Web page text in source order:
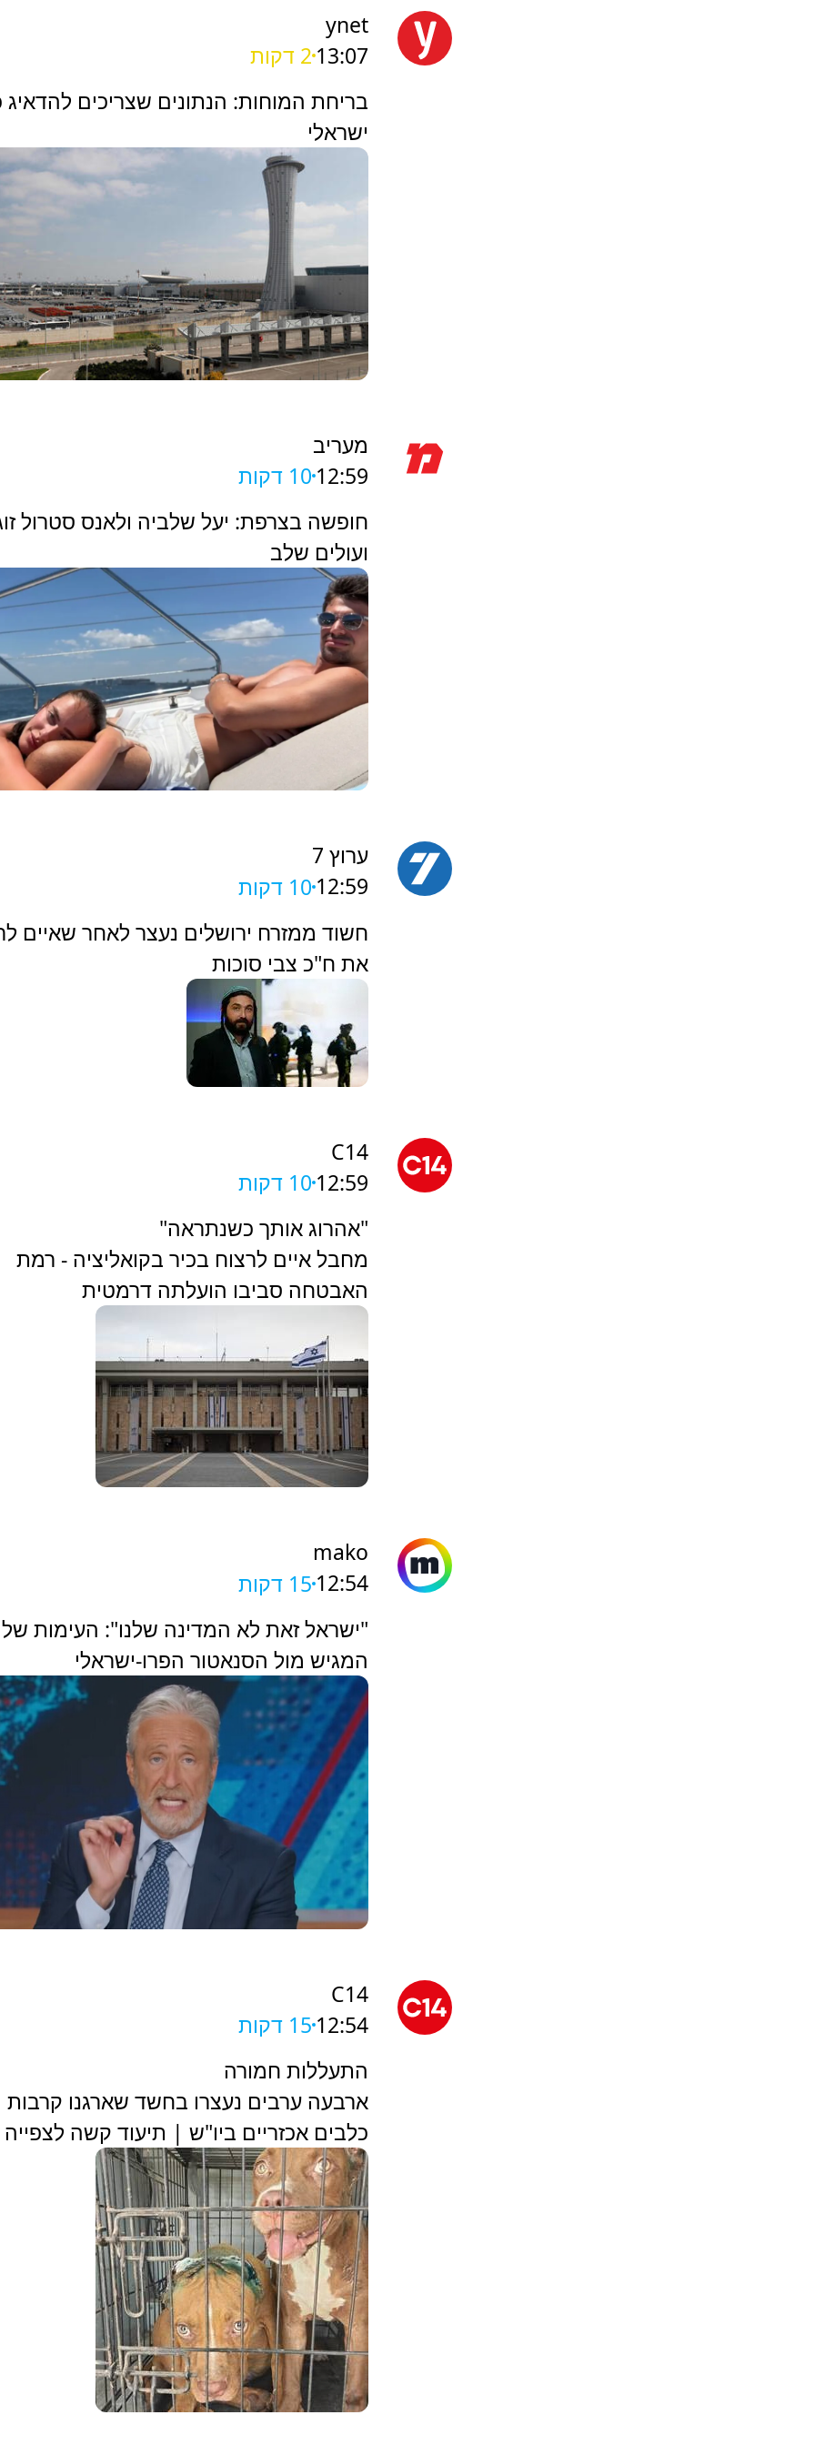
ynet
13:07 2 דקות
בריחת המוחות: הנתונים שצריכים להדאיג
ישראלי
מעריב
12:59 10 דקות
חופשה בצרפת: יעל שלביה ולאנס סטרול
ועולים שלב
ערוץ 7
12:59 10 דקות
‏חשוד ממזרח ירושלים נעצר לאחר שאיים
את ח"כ צבי סוכות
C14
12:59 10 דקות
"אהרוג אותך כשנתראה"
מחבל איים לרצוח בכיר בקואליציה - רמת
האבטחה סביבו הועלתה דרמטית
mako
12:54 15 דקות
"ישראל זאת לא המדינה שלנו": העימות של
המגיש מול הסנאטור הפרו-ישראלי
C14
12:54 15 דקות
התעללות חמורה
ארבעה ערבים נעצרו בחשד שארגנו קרבות
כלבים אכזריים ביו"ש | תיעוד קשה לצפייה